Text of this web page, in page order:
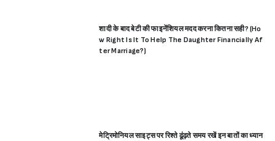
शादी के बाद बेटी की फाइनेंशियल मदद करना कितना सही? (Ho
w Right Is It To Help The Daughter Financially Af
ter Marriage?)
मेट्रिमोनियल साइट्स पर रिश्ते ढूंढ़ते समय रखें इन बातों का ध्यान